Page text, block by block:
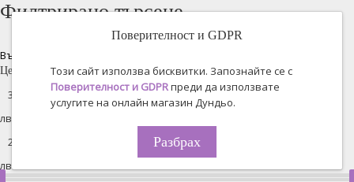
Филтрирано търсене
Възстановяване на всички
Цена
лв. -
лв.
Поверителност и GDPR
Този сайт използва бисквитки. Запознайте се с
Поверителност и GDPRпреди да използвате
услугите на онлайн магазин Дундьо.
Разбрах